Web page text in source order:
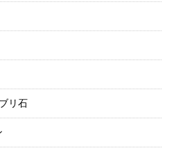
リ石